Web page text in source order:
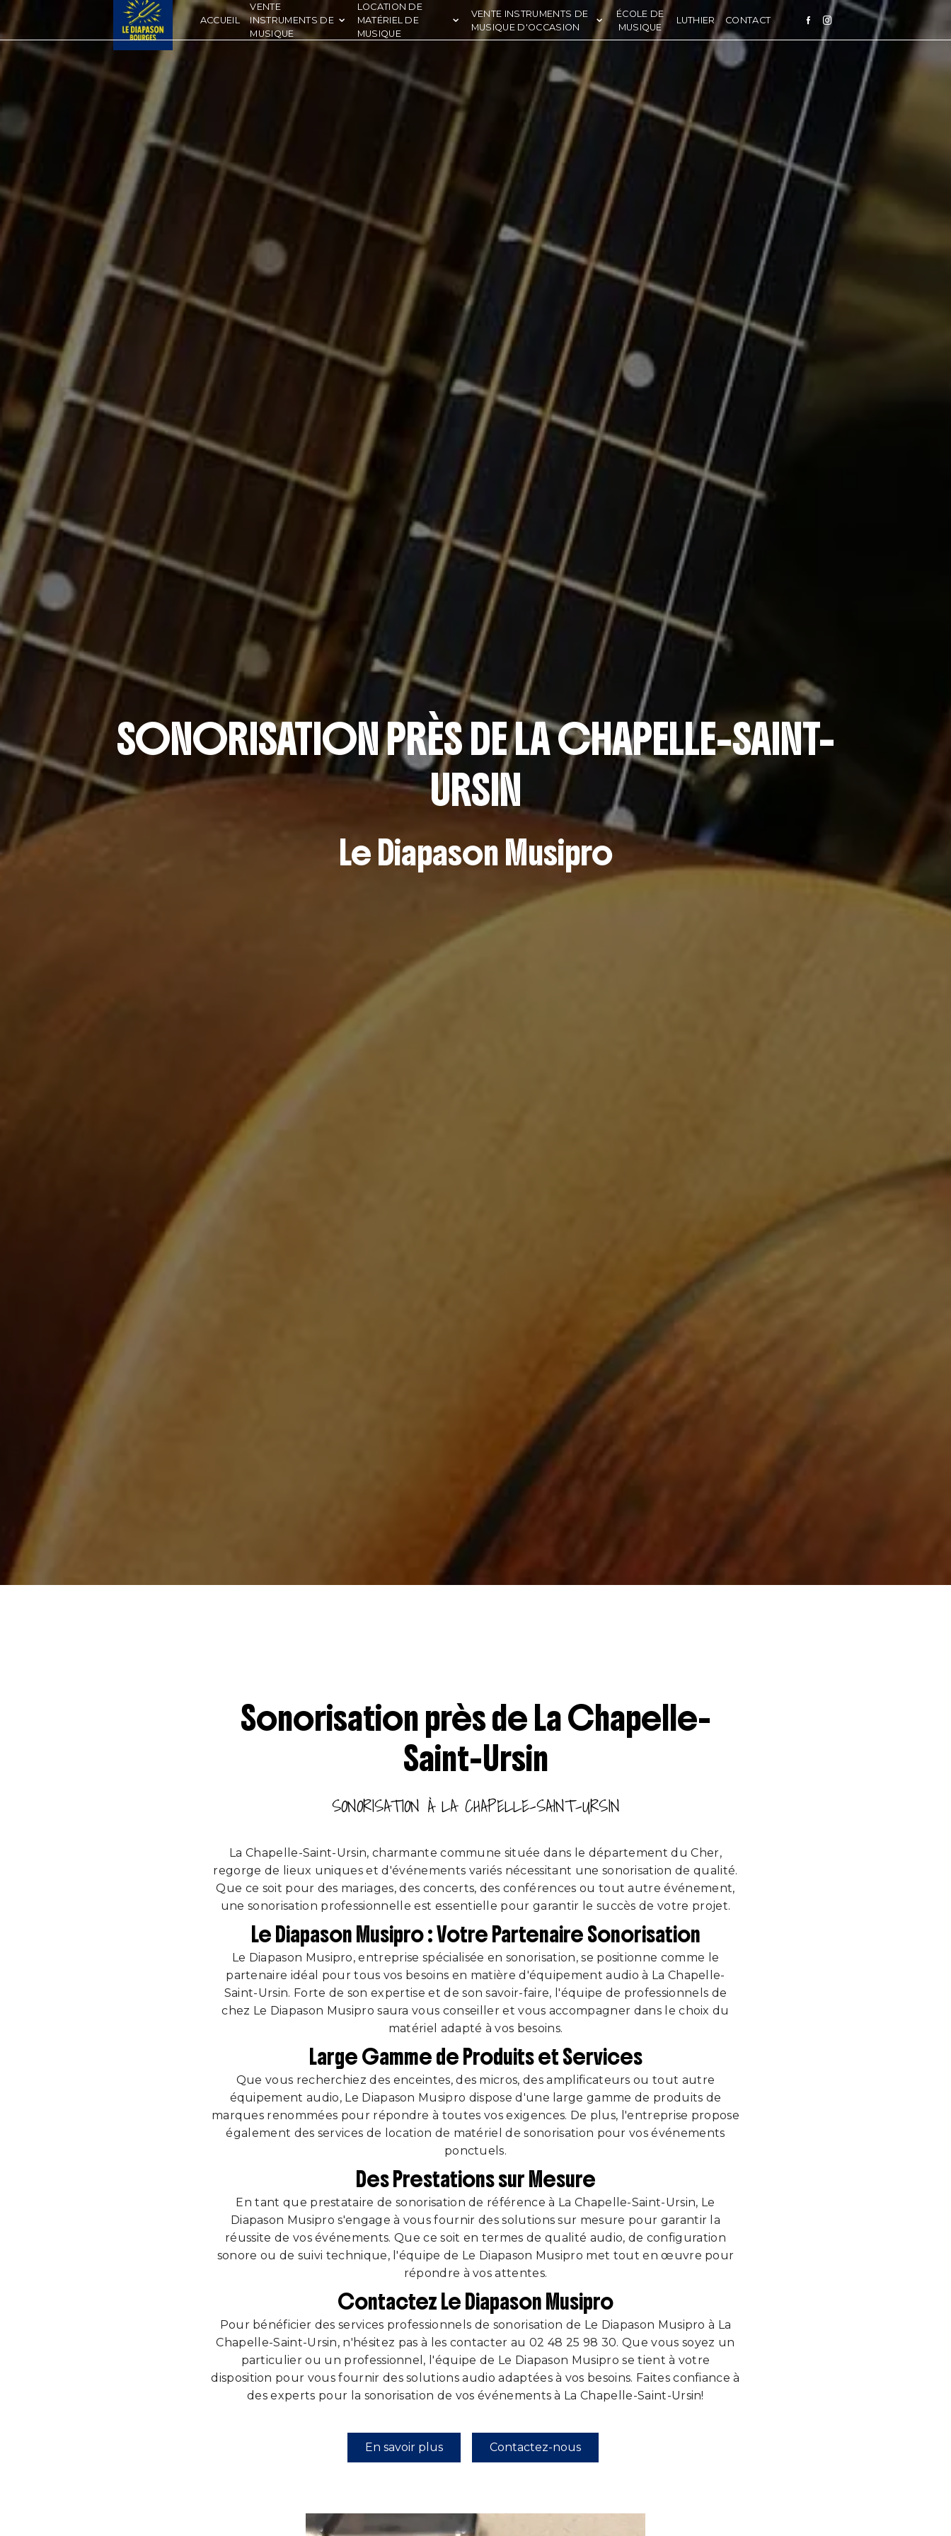
ACCUEIL
VENTE
INSTRUMENTS DE
MUSIQUE
LOCATION DE
MATÉRIEL DE
MUSIQUE
VENTE INSTRUMENTS DE
MUSIQUE D'OCCASION
ÉCOLE DE
MUSIQUE
LUTHIER CONTACT
SONORISATION PRÈS DE LA CHAPELLE-SAINT-
URSIN
Le Diapason Musipro
Sonorisation près de La Chapelle-
Saint-Ursin
SONORISATION À LA CHAPELLE-SAINT-URSIN
La Chapelle-Saint-Ursin, charmante commune située dans le département du Cher,
regorge de lieux uniques et d'événements variés nécessitant une sonorisation de qualité.
Que ce soit pour des mariages, des concerts, des conférences ou tout autre événement,
une sonorisation professionnelle est essentielle pour garantir le succès de votre projet.
Le Diapason Musipro : Votre Partenaire Sonorisation
Le Diapason Musipro, entreprise spécialisée en sonorisation, se positionne comme le
partenaire idéal pour tous vos besoins en matière d'équipement audio à La Chapelle-
Saint-Ursin. Forte de son expertise et de son savoir-faire, l'équipe de professionnels de
chez Le Diapason Musipro saura vous conseiller et vous accompagner dans le choix du
matériel adapté à vos besoins.
Large Gamme de Produits et Services
Que vous recherchiez des enceintes, des micros, des amplificateurs ou tout autre
équipement audio, Le Diapason Musipro dispose d'une large gamme de produits de
marques renommées pour répondre à toutes vos exigences. De plus, l'entreprise propose
également des services de location de matériel de sonorisation pour vos événements
ponctuels.
Des Prestations sur Mesure
En tant que prestataire de sonorisation de référence à La Chapelle-Saint-Ursin, Le
Diapason Musipro s'engage à vous fournir des solutions sur mesure pour garantir la
réussite de vos événements. Que ce soit en termes de qualité audio, de configuration
sonore ou de suivi technique, l'équipe de Le Diapason Musipro met tout en œuvre pour
répondre à vos attentes.
Contactez Le Diapason Musipro
Pour bénéficier des services professionnels de sonorisation de Le Diapason Musipro à La
Chapelle-Saint-Ursin, n'hésitez pas à les contacter au 02 48 25 98 30. Que vous soyez un
particulier ou un professionnel, l'équipe de Le Diapason Musipro se tient à votre
disposition pour vous fournir des solutions audio adaptées à vos besoins. Faites confiance à
des experts pour la sonorisation de vos événements à La Chapelle-Saint-Ursin!
En savoir plus Contactez-nous
Panneau de gestion des cookies